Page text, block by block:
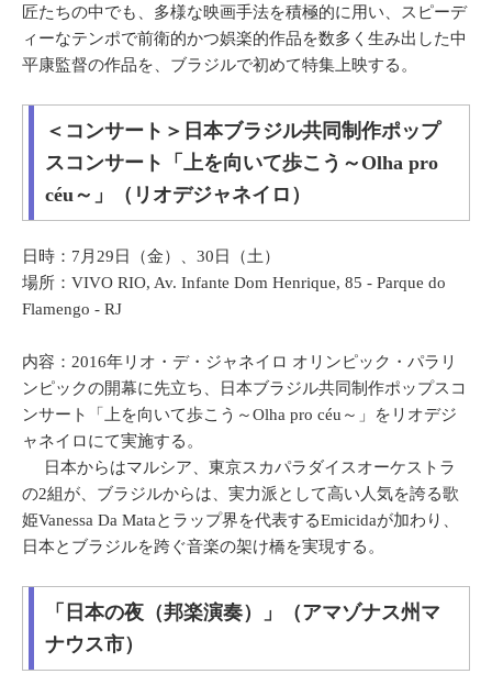
匠たちの中でも、多様な映画手法を積極的に用い、スピーデ
ィーなテンポで前衛的かつ娯楽的作品を数多く生み出した中
平康監督の作品を、ブラジルで初めて特集上映する。
＜コンサート＞日本ブラジル共同制作ポップ
スコンサート「上を向いて歩こう～Olha pro
céu～」（リオデジャネイロ）
日時：7月29日（金）、30日（土）
場所：VIVO RIO, Av. Infante Dom Henrique, 85 - Parque do
Flamengo - RJ
内容：2016年リオ・デ・ジャネイロ オリンピック・パラリ
ンピックの開幕に先立ち、日本ブラジル共同制作ポップスコ
ンサート「上を向いて歩こう～Olha pro céu～」をリオデジ
ャネイロにて実施する。
日本からはマルシア、東京スカパラダイスオーケストラ
の2組が、ブラジルからは、実力派として高い人気を誇る歌
姫Vanessa Da Mataとラップ界を代表するEmicidaが加わり、
日本とブラジルを跨ぐ音楽の架け橋を実現する。
「日本の夜（邦楽演奏）」（アマゾナス州マ
ナウス市）